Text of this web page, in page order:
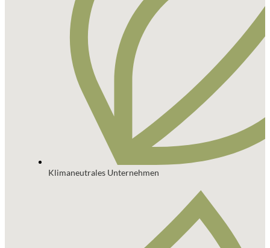
Klimaneutrales Unternehmen